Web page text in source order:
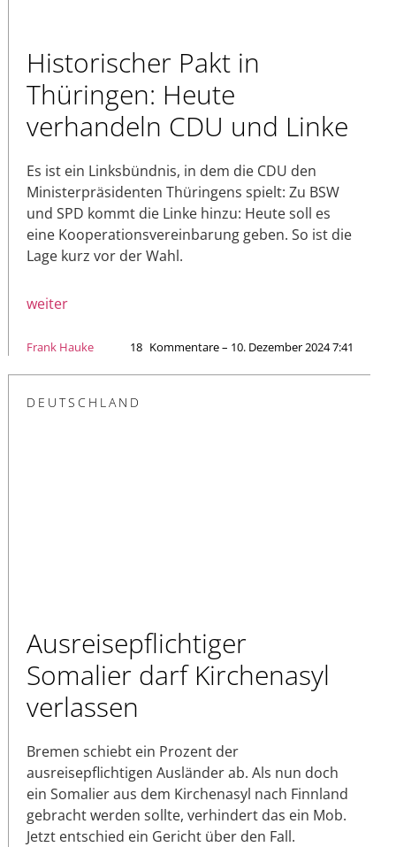
Historischer Pakt in
Thüringen: Heute
verhandeln CDU und Linke
Es ist ein Linksbündnis, in dem die CDU den
Ministerpräsidenten Thüringens spielt: Zu BSW
und SPD kommt die Linke hinzu: Heute soll es
eine Kooperationsvereinbarung geben. So ist die
Lage kurz vor der Wahl.
weiter
Frank Hauke 18 Kommentare – 10. Dezember 2024 7:41
DEUTSCHLAND
Ausreisepflichtiger
Somalier darf Kirchenasyl
verlassen
Bremen schiebt ein Prozent der
ausreisepflichtigen Ausländer ab. Als nun doch
ein Somalier aus dem Kirchenasyl nach Finnland
gebracht werden sollte, verhindert das ein Mob.
Jetzt entschied ein Gericht über den Fall.